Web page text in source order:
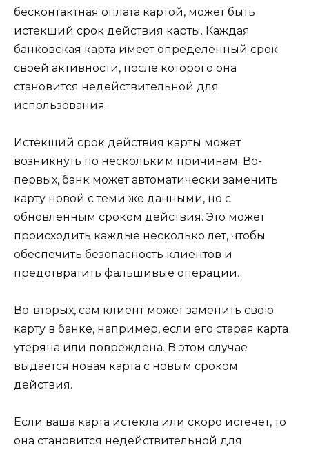
бесконтактная оплата картой, может быть
истекший срок действия карты. Каждая
банковская карта имеет определенный срок
своей активности, после которого она
становится недействительной для
использования.
Истекший срок действия карты может
возникнуть по нескольким причинам. Во-
первых, банк может автоматически заменить
карту новой с теми же данными, но с
обновленным сроком действия. Это может
происходить каждые несколько лет, чтобы
обеспечить безопасность клиентов и
предотвратить фальшивые операции.
Во-вторых, сам клиент может заменить свою
карту в банке, например, если его старая карта
утеряна или повреждена. В этом случае
выдается новая карта с новым сроком
действия.
Если ваша карта истекла или скоро истечет, то
она становится недействительной для